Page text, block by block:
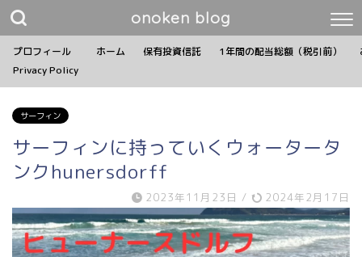
onoken blog
プロフィール
Privacy Policy
ホーム 保有投資信託 1年間の配当総額（税引前）
サーフィン
サーフィンに持っていくウォータータ
ンクhunersdorff
2023年11月23日 / 2024年2月17日